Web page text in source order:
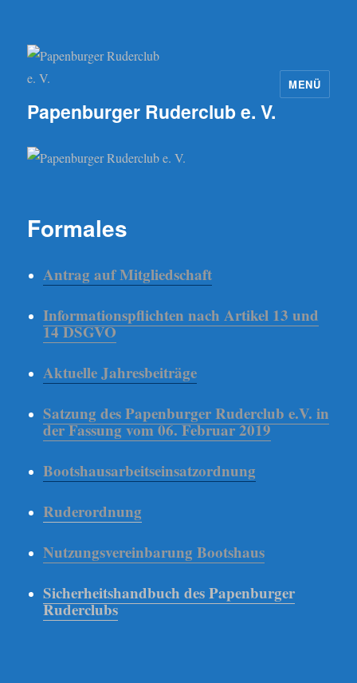
Papenburger Ruderclub e. V.
MENÜ
Formales
Antrag auf Mitgliedschaft
Informationspflichten nach Artikel 13 und
14 DSGVO
Aktuelle Jahresbeiträge
Satzung des Papenburger Ruderclub e.V. in
der Fassung vom 06. Februar 2019
Bootshausarbeitseinsatzordnung
Ruderordnung
Nutzungsvereinbarung Bootshaus
Sicherheitshandbuch des Papenburger
Ruderclubs